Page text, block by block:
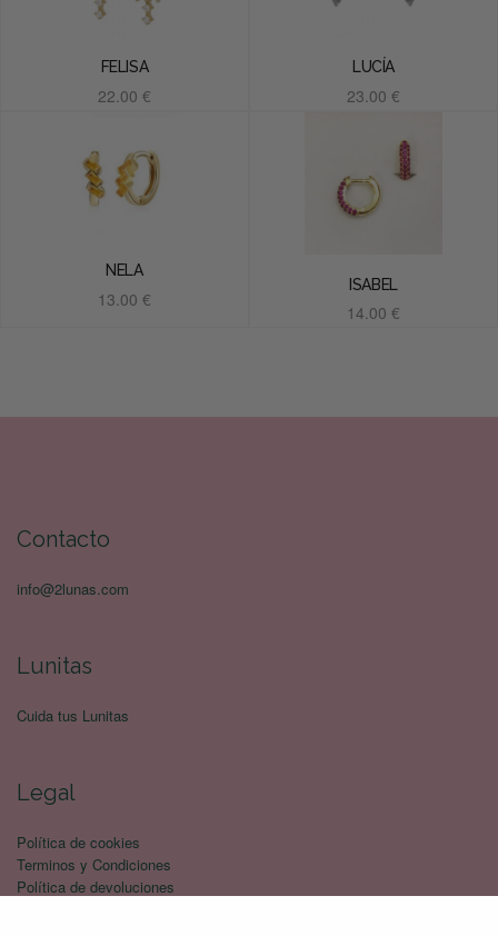
FELISA
22.00 €
LUCÍA
23.00 €
NELA
13.00 €
ISABEL
14.00 €
Contacto
info@2lunas.com
Lunitas
Cuida tus Lunitas
Legal
Política de cookies
Terminos y Condiciones
Política de devoluciones